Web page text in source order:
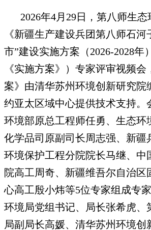
2026年4月29日，第八师生
《新疆生产建设兵团第八师石河
市”建设实施方案（2026-2028年
《实施方案》）专家评审视频
案》由清华苏州环境创新研究院
约亚太区域中心提供技术支持。
环境部原总工程师任勇、生态环
化学品司原副司长周志强、新疆
环境保护工程分院院长马继、中
院高工周奇、新疆维吾尔自治区
心高工殷小炜等5位专家组成专
环境局党组书记、局长张希虎、
局副局长高媛、清华苏州环境创